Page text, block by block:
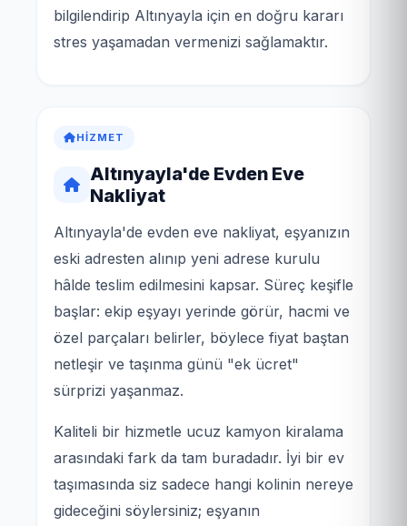
bilgilendirip Altınyayla için en doğru kararı
stres yaşamadan vermenizi sağlamaktır.
HIZMET
Altınyayla'de Evden Eve
Nakliyat
Altınyayla'de evden eve nakliyat, eşyanızın
eski adresten alınıp yeni adrese kurulu
hâlde teslim edilmesini kapsar. Süreç keşifle
başlar: ekip eşyayı yerinde görür, hacmi ve
özel parçaları belirler, böylece fiyat baştan
netleşir ve taşınma günü "ek ücret"
sürprizi yaşanmaz.
Kaliteli bir hizmetle ucuz kamyon kiralama
arasındaki fark da tam buradadır. İyi bir ev
taşımasında siz sadece hangi kolinin nereye
gideceğini söylersiniz; eşyanın